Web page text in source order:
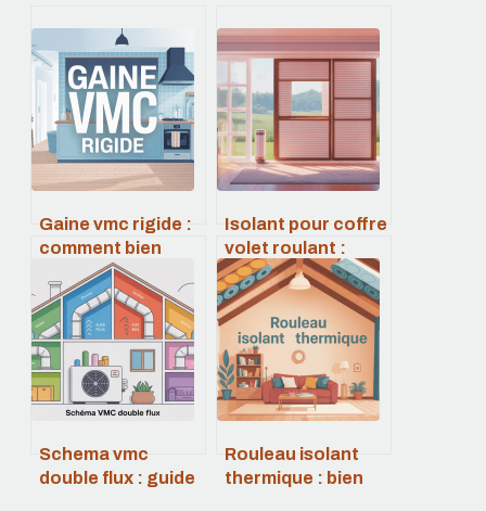
Gaine vmc rigide :
comment bien
choisir et installer
son réseau d’air
Isolant pour coffre
volet roulant :
comment bien
choisir et poser
Schema vmc
double flux : guide
Rouleau isolant
thermique : bien